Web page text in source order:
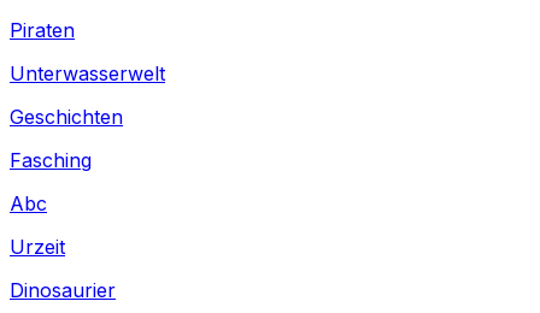
Piraten
Unterwasserwelt
Geschichten
Fasching
Abc
Urzeit
Dinosaurier